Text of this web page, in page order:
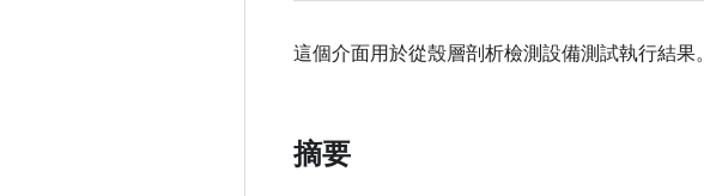
這個介面用於從殼層剖析檢測設備測試執行結果。
摘要